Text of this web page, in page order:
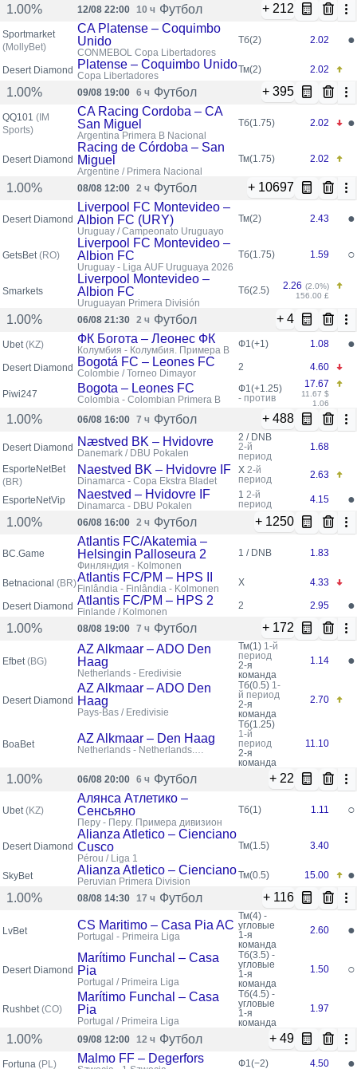
1.00% 12/08 22:00 10 ч Футбол + 212
Sportmarket
(MollyBet)
CA Platense – Coquimbo
Unido
CONMEBOL Copa Libertadores
Тб(2) 2.02 ●
Desert Diamond Platense – Coquimbo Unido
Copa Libertadores
Тм(2) 2.02
1.00% 09/08 19:00 6 ч Футбол + 395
QQ101 (IM
Sports)
CA Racing Cordoba – CA
San Miguel
Argentina Primera B Nacional
Тб(1.75) 2.02 ●
Desert Diamond
Racing de Córdoba – San
Miguel
Argentine / Primera Nacional
Тм(1.75) 2.02
1.00% 08/08 12:00 2 ч Футбол + 10697
Desert Diamond
Liverpool FC Montevideo –
Albion FC (URY)
Uruguay / Campeonato Uruguayo
Тм(2) 2.43 ●
GetsBet(RO)
Liverpool FC Montevideo –
Albion FC
Uruguay - Liga AUF Uruguaya 2026
Тб(1.75) 1.59 ○
Smarkets
Liverpool Montevideo –
Albion FC
Uruguayan Primera División
Тб(2.5) 2.26 (2.0%)
156.00 £
1.00% 06/08 21:30 2 ч Футбол + 4
Ubet(KZ) ФК Богота – Леонес ФК
Колумбия - Колумбия. Примера B
Ф1(+1) 1.08 ●
Desert Diamond Bogotá FC – Leones FC
Colombie / Torneo Dimayor
2 4.60
Piwi247 Bogota – Leones FC
Colombia - Colombian Primera B
Ф1(+1.25)
- против
17.67
11.67 $
1.06
1.00% 06/08 16:00 7 ч Футбол + 488
Desert Diamond Næstved BK – Hvidovre
Danemark / DBU Pokalen
2 / DNB
2-й
период
1.68
EsporteNetBet
(BR)
Naestved BK – Hvidovre IF
Dinamarca - Copa Ekstra Bladet
X 2-й
период
2.63
EsporteNetVip Naestved – Hvidovre IF
Dinamarca - DBU Pokalen
1 2-й
период
4.15
●
1.00%
06/08 16:00 2 ч Футбол + 1250
BC.Game
Atlantis FC/Akatemia –
Helsingin Palloseura 2
Финляндия - Kolmonen
1 / DNB 1.83
Betnacional (BR)Atlantis FC/PM – HPS II
Finlândia - Finlândia - Kolmonen
X 4.33
Desert Diamond Atlantis FC/PM – HPS 2
Finlande / Kolmonen
2 2.95
●
1.00%
08/08 19:00 7 ч Футбол + 172
Efbet(BG)
AZ Alkmaar – ADO Den
Haag
Netherlands - Eredivisie
Тм(1) 1-й
период
2-я
команда
1.14 ●
Desert Diamond
AZ Alkmaar – ADO Den
Haag
Pays-Bas / Eredivisie
Тб(0.5) 1-
й период
2-я
команда
2.70
BoaBet AZ Alkmaar – Den Haag
Netherlands - Netherlands.
Тб(1.25)
1-й
период
2-я
команда
11.10
1.00% 06/08 20:00 6 ч Футбол + 22
Ubet(KZ)
Алянса Атлетико –
Сенсьяно
Перу - Перу. Примера дивизион
Тб(1) 1.11 ○
Desert Diamond
Alianza Atletico – Cienciano
Cusco
Pérou / Liga 1
Тм(1.5) 3.40
SkyBet Alianza Atletico – Cienciano
Peruvian Primera Division
Тм(0.5) 15.00
●
1.00%
08/08 14:30 17 ч Футбол + 116
LvBet CS Maritimo – Casa Pia AC
Portugal - Primeira Liga
Тм(4) -
угловые
1-я
команда
2.60 ●
Desert Diamond
Marítimo Funchal – Casa
Pia
Portugal / Primeira Liga
Тб(3.5) -
угловые
1-я
команда
1.50 ○
Rushbet(CO)
Marítimo Funchal – Casa
Pia
Portugal / Primeira Liga
Тб(4.5) -
угловые
1-я
команда
1.97
1.00% 09/08 12:00 12 ч Футбол + 49
Fortuna (PL) Malmo FF – Degerfors Ф1(−2) 4.50 ●